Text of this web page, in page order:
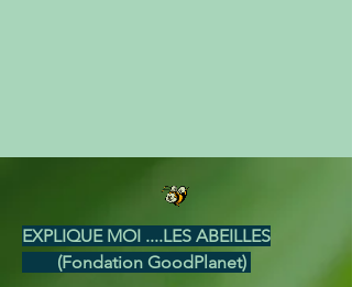
EXPLIQUE MOI ....LES ABEILLES
(Fondation GoodPlanet)